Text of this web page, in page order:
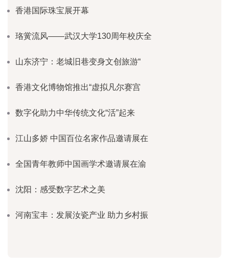
香港国际珠宝展开幕
珞黉流风——武汉大学130周年校庆全
山东济宁：老城旧巷变身文创旅游“
香港文化博物馆推出“虚拟凡尔赛宫
数字化助力中华传统文化“活”起来
江山多娇 中国百位名家作品邀请展在
全国青年教师中国画学术邀请展在渝
沈阳：感受数字艺术之美
河南宝丰：发展汝瓷产业 助力乡村振